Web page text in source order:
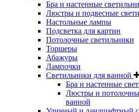
Бра и настенные
Люстры и подвесные
Настольные лампы
Подсветка для картин
Потолочные светильники
Торшеры
Абажуры
Лампочки
Светильники для ванной
Бра и настенные
Люстры и
ванной